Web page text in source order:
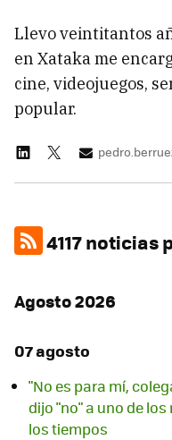
Llevo veintitantos
en Xataka me
cine, videojuegos,
popular.
4117 noticias
Agosto 2026
07 agosto
"No es para mí,
dijo "no" a uno de
los tiempos